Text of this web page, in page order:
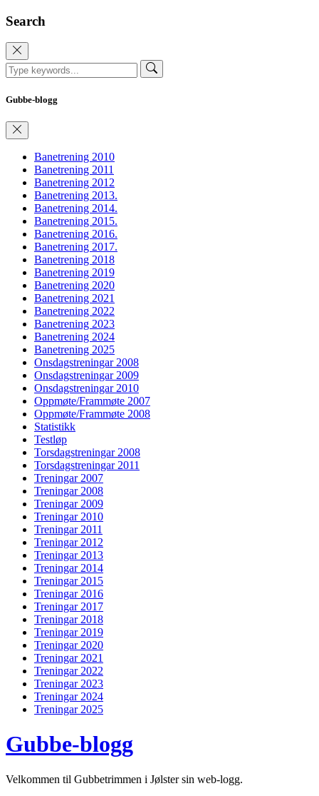
Search
Gubbe-blogg
Banetrening 2010
Banetrening 2011
Banetrening 2012
Banetrening 2013.
Banetrening 2014.
Banetrening 2015.
Banetrening 2016.
Banetrening 2017.
Banetrening 2018
Banetrening 2019
Banetrening 2020
Banetrening 2021
Banetrening 2022
Banetrening 2023
Banetrening 2024
Banetrening 2025
Onsdagstreningar 2008
Onsdagstreningar 2009
Onsdagstreningar 2010
Oppmøte/Frammøte 2007
Oppmøte/Frammøte 2008
Statistikk
Testløp
Torsdagstreningar 2008
Torsdagstreningar 2011
Treningar 2007
Treningar 2008
Treningar 2009
Treningar 2010
Treningar 2011
Treningar 2012
Treningar 2013
Treningar 2014
Treningar 2015
Treningar 2016
Treningar 2017
Treningar 2018
Treningar 2019
Treningar 2020
Treningar 2021
Treningar 2022
Treningar 2023
Treningar 2024
Treningar 2025
Gubbe-blogg
Velkommen til Gubbetrimmen i Jølster sin web-logg.